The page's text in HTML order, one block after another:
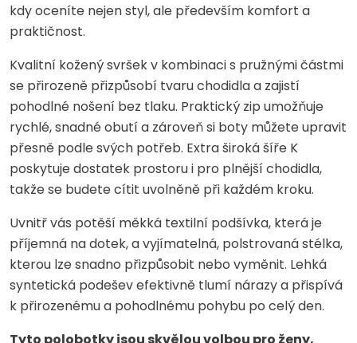
kdy oceníte nejen styl, ale především komfort a
praktičnost.
Kvalitní kožený svršek v kombinaci s pružnými částmi
se přirozeně přizpůsobí tvaru chodidla a zajistí
pohodlné nošení bez tlaku. Praktický zip umožňuje
rychlé, snadné obutí a zároveň si boty můžete upravit
přesně podle svých potřeb. Extra široká šíře K
poskytuje dostatek prostoru i pro plnější chodidla,
takže se budete cítit uvolněně při každém kroku.
Uvnitř vás potěší měkká textilní podšívka, která je
příjemná na dotek, a vyjímatelná, polstrovaná stélka,
kterou lze snadno přizpůsobit nebo vyměnit. Lehká
syntetická podešev efektivně tlumí nárazy a přispívá
k přirozenému a pohodlnému pohybu po celý den.